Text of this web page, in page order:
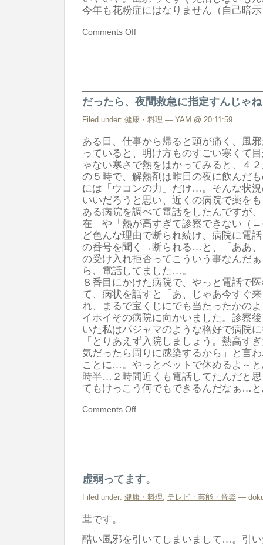
今年も花粉症にはなりません（自己暗
Comments Off
だったら、夜間救急に指定すんじゃ
Filed under: 健康・料理 — YAM @ 20:11:59
ある日、仕事から帰ると頭が痛く、風
っていると、明け方ものすごい寒くて
ゃない寒さで熱をはかってみると、４
の５時で、解熱剤は昨日の夜に飲んだ
には「ウコンの力」だけ…。そんな状
いいだろうと思い、近くの病院で薬を
ある病院を調べて電話をしたんですが
在」や「熱が高すぎて診察できない（
ど色んな理由で断られ続け、病院に電
の番号を聞く→断られる…と、「ああ、
の受け入れ拒否ってこういう事なんだ
ら、電話してました…。
８番目にかけた病院で、やっと電話で
て、病状を話すと「あ、じゃあ今すぐ
れ、まるで宝くじにでも当たったかの
イホイその病院に向かいました。診察
いた私はパジャマのような格好で病院
「とりあえず入院しましょう。熱高す
気だったら周りに感染するから」と言
ことに…。やっとベットで休めるよ～
時半…２時間近くも電話してたんだと
てもけっこう何でもできるんだなぁ…
Comments Off
虚弱ってます。
Filed under: 健康・料理, テレビ・芸能・音楽 —
茸です。
酷い風邪を引いてしまいまして…。引